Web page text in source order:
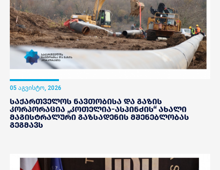
05 აგვისტო, 2026
საქართველოს ნავთობისა და გაზის
კორპორაცია „კოთელია-ასპინძის“ ახალი
მაგისტრალური გაზსადენის მშენებლობას
გეგმავს